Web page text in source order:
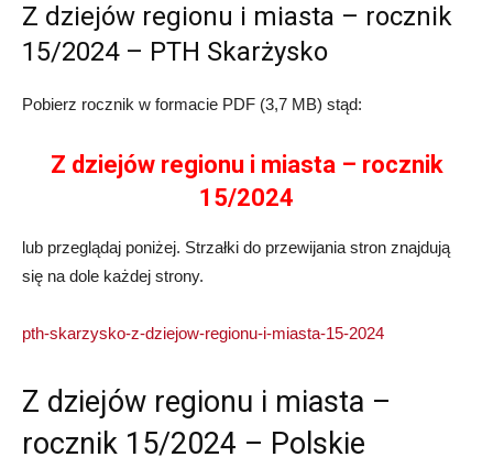
Z dziejów regionu i miasta – rocznik
15/2024 – PTH Skarżysko
Pobierz rocznik w formacie PDF (3,7 MB) stąd:
Z dziejów regionu i miasta – rocznik
15/2024
lub przeglądaj poniżej. Strzałki do przewijania stron znajdują
się na dole każdej strony.
pth-skarzysko-z-dziejow-regionu-i-miasta-15-2024
Z dziejów regionu i miasta –
rocznik 15/2024 – Polskie